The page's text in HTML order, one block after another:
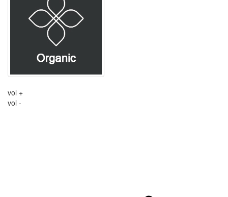
vol +
vol -